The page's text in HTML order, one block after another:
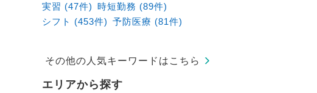
実習 (47件) 時短勤務 (89件)
シフト (453件) 予防医療 (81件)
その他の人気キーワードはこちら
エリアから探す